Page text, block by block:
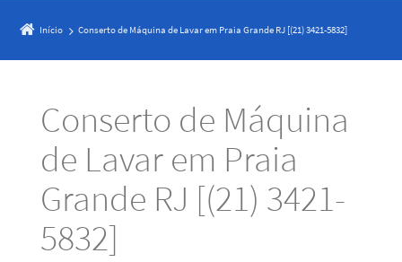
Início Conserto de Máquina de Lavar em Praia Grande RJ [(21) 3421-5832]
Conserto de Máquina
de Lavar em Praia
Grande RJ [(21) 3421-
5832]